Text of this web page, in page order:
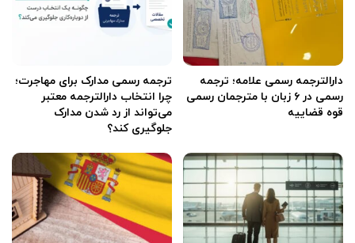
دارالترجمه رسمی علامه؛ ترجمه
رسمی در ۶ زبان با مترجمان رسمی
قوه قضاییه
ترجمه رسمی مدارک برای مهاجرت؛
چرا انتخاب دارالترجمه معتبر
می‌تواند از رد شدن مدارک
جلوگیری کند؟